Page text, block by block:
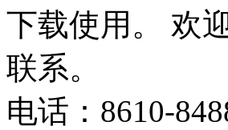
下载使用。 欢
联系。
电话：8610-